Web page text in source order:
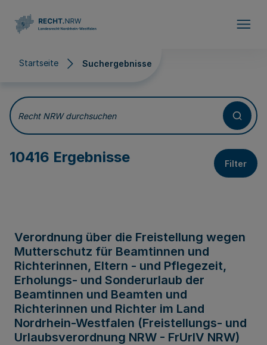
Startseite Suchergebnisse
Suchergebnisse
Recht NRW durchsuchen
10416 Ergebnisse Filter
Verordnung über die Freistellung wegen
Mutterschutz für Beamtinnen und
Richterinnen, Eltern - und Pflegezeit,
Erholungs- und Sonderurlaub der
Beamtinnen und Beamten und
Richterinnen und Richter im Land
Nordrhein-Westfalen (Freistellungs- und
Urlaubsverordnung NRW - FrUrlV NRW)